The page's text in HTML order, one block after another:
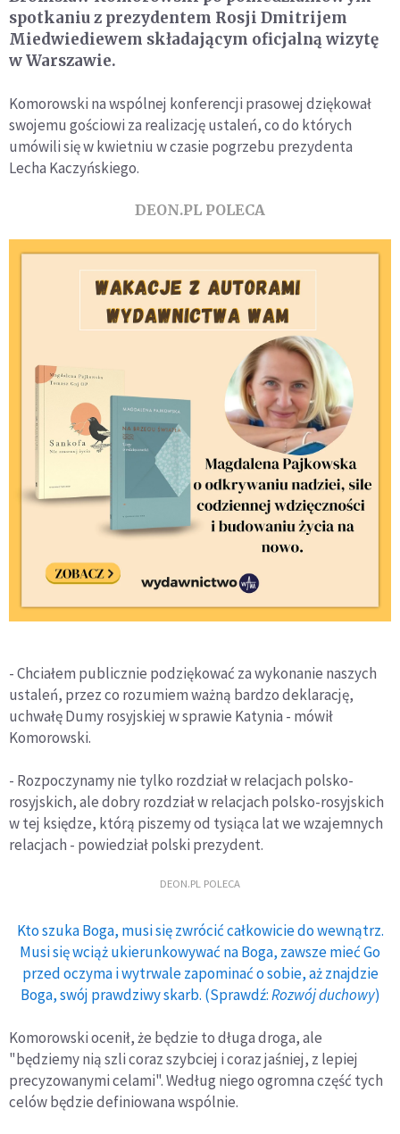
spotkaniu z prezydentem Rosji Dmitrijem
Miedwiediewem składającym oficjalną wizytę
w Warszawie.
Komorowski na wspólnej konferencji prasowej dziękował
swojemu gościowi za realizację ustaleń, co do których
umówili się w kwietniu w czasie pogrzebu prezydenta
Lecha Kaczyńskiego.
DEON.PL POLECA
- Chciałem publicznie podziękować za wykonanie naszych
ustaleń, przez co rozumiem ważną bardzo deklarację,
uchwałę Dumy rosyjskiej w sprawie Katynia - mówił
Komorowski.
- Rozpoczynamy nie tylko rozdział w relacjach polsko-
rosyjskich, ale dobry rozdział w relacjach polsko-rosyjskich
w tej księdze, którą piszemy od tysiąca lat we wzajemnych
relacjach - powiedział polski prezydent.
DEON.PL POLECA
Kto szuka Boga, musi się zwrócić całkowicie do wewnątrz.
Musi się wciąż ukierunkowywać na Boga, zawsze mieć Go
przed oczyma i wytrwale zapominać o sobie, aż znajdzie
Boga, swój prawdziwy skarb. (Sprawdź:Rozwój duchowy)
Komorowski ocenił, że będzie to długa droga, ale
"będziemy nią szli coraz szybciej i coraz jaśniej, z lepiej
precyzowanymi celami". Według niego ogromna część tych
celów będzie definiowana wspólnie.